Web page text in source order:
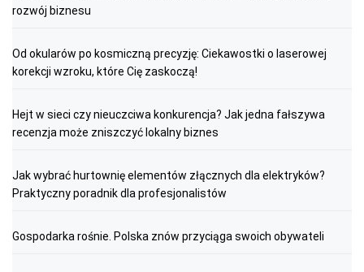
rozwój biznesu
Od okularów po kosmiczną precyzję: Ciekawostki o laserowej
korekcji wzroku, które Cię zaskoczą!
Hejt w sieci czy nieuczciwa konkurencja? Jak jedna fałszywa
recenzja może zniszczyć lokalny biznes
Jak wybrać hurtownię elementów złącznych dla elektryków?
Praktyczny poradnik dla profesjonalistów
Gospodarka rośnie. Polska znów przyciąga swoich obywateli